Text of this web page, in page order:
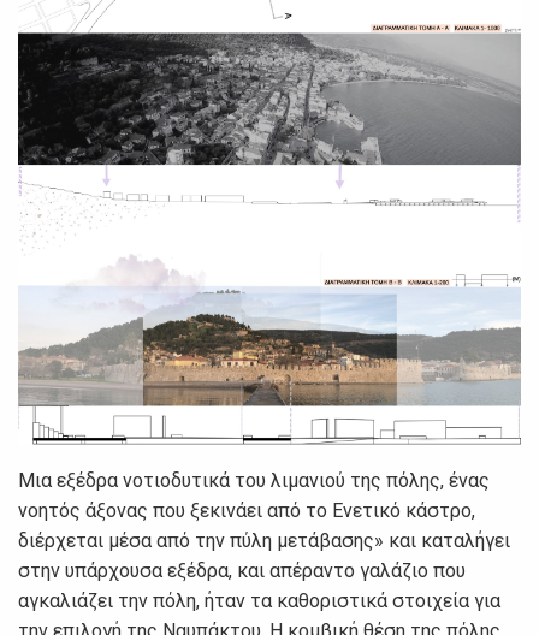
Μια εξέδρα νοτιοδυτικά του λιμανιού της πόλης, ένας
νοητός άξονας που ξεκινάει από το Ενετικό κάστρο,
διέρχεται μέσα από την πύλη μετάβασης» και καταλήγει
στην υπάρχουσα εξέδρα, και απέραντο γαλάζιο που
αγκαλιάζει την πόλη, ήταν τα καθοριστικά στοιχεία για